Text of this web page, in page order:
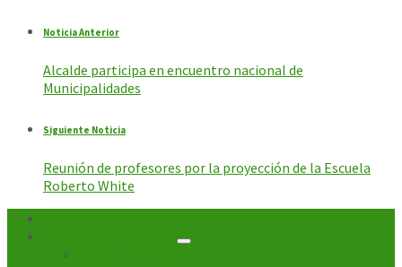
Noticia Anterior
Alcalde participa en encuentro nacional de
Municipalidades
Siguiente Noticia
Reunión de profesores por la proyección de la Escuela
Roberto White